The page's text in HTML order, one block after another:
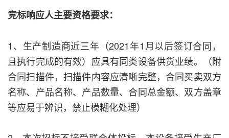
竞标响应人主要资格要求：
1、生产制造商近三年（2021年1月以后签订合同，
且执行完成的有效）应具有同类设备供货业绩。（附
合同扫描件，扫描件内容应清晰完整，合同买卖双方
名称、产品名称、产品数量、合同总金额、双方盖章
等应易于辨识，禁止模糊化处理）